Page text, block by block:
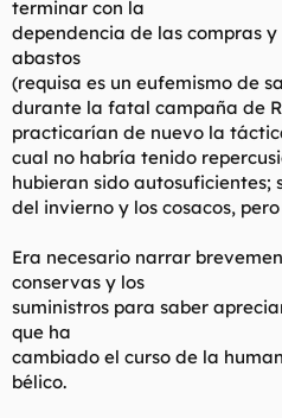
terminar con la
dependencia de las compras
abastos
(requisa es un eufemismo de
durante la fatal campaña de
practicarían de nuevo la
cual no habría tenido
hubieran sido autosuficientes;
del invierno y los cosacos,
Era necesario narrar
conservas y los
suministros para saber
que ha
cambiado el curso de la
bélico.